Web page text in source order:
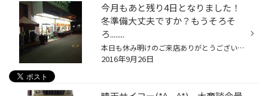
今月もあと残り4日となりました！
冬準備大丈夫ですか？もうそろそ
ろ........
本日も休み明けのご来店ありがとうございます(T_T) 26日山鼻店の日中の気温25℃湿度45％と意外と暑くタイヤ交換作業すると 多少汗ばみました(>_
2016年9月26日